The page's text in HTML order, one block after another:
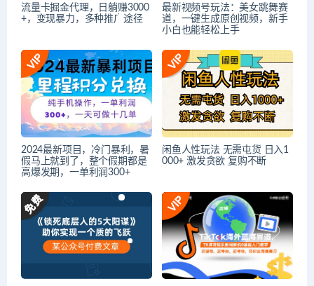
流量卡掘金代理，日躺赚3000
+，变现暴力，多种推广途径
最新视频号玩法：美女跳舞赛
道，一键生成原创视频，新手
小白也能轻松上手
2024最新项目，冷门暴利，暑
假马上就到了，整个假期都是
高爆发期，一单利润300+
闲鱼人性玩法 无需屯货 日入1
000+ 激发贪欲 复购不断